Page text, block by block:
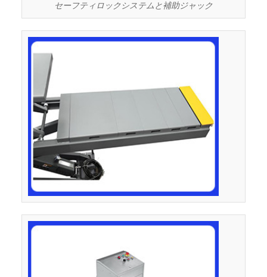
セーフティロックシステムと補助ジャック